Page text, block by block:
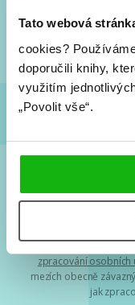
Tato webová
cookies?
doporučili knihy,
využitím
„Povolit vše“.
a
Tvá e-mailová
zpracování osobních
mezích obecně
jak